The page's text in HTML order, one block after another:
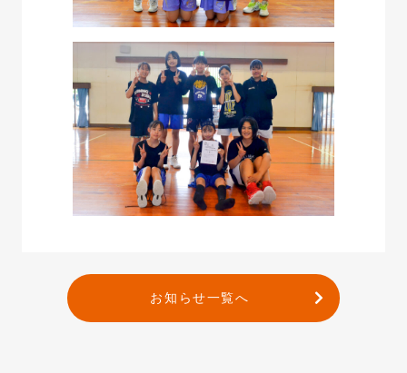
お知らせ一覧へ